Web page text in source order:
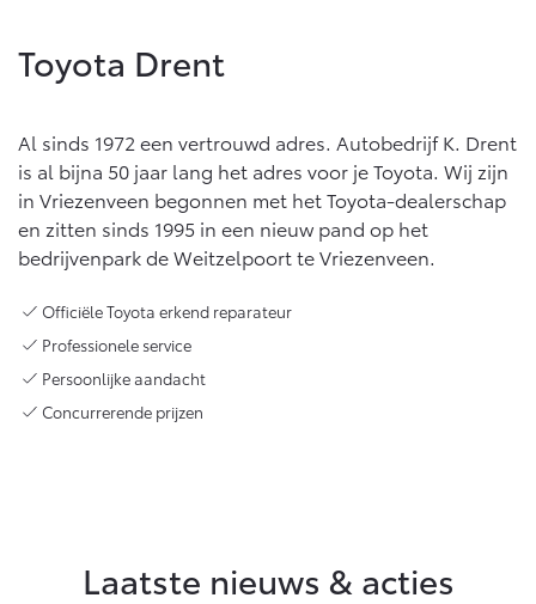
Toyota Drent
Al sinds 1972 een vertrouwd adres. Autobedrijf K. Drent
is al bijna 50 jaar lang het adres voor je Toyota. Wij zijn
in Vriezenveen begonnen met het Toyota-dealerschap
en zitten sinds 1995 in een nieuw pand op het
bedrijvenpark de Weitzelpoort te Vriezenveen.
Officiële Toyota erkend reparateur
Professionele service
Persoonlijke aandacht
Concurrerende prijzen
Laatste nieuws & acties